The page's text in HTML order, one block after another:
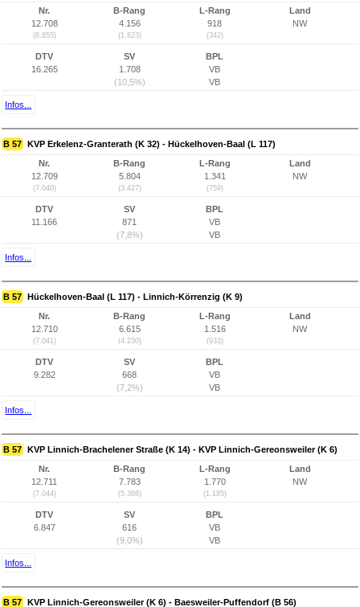
Nr.
12.708
(6.855)
B-Rang
4.156
(1.823)
L-Rang
918
(342)
Land
NW
DTV
16.265
SV
1.708
(10,5%)
BPL
VB
VB
Infos...
B 57 KVP Erkelenz-Granterath (K 32) - Hückelhoven-Baal (L 117)
Nr.
12.709
(7.040)
B-Rang
5.804
(3.427)
L-Rang
1.341
(759)
Land
NW
DTV
11.166
SV
871
(7,8%)
BPL
VB
VB
Infos...
B 57 Hückelhoven-Baal (L 117) - Linnich-Körrenzig (K 9)
Nr.
12.710
(7.041)
B-Rang
6.615
(4.230)
L-Rang
1.516
(933)
Land
NW
DTV
9.282
SV
668
(7,2%)
BPL
VB
VB
Infos...
B 57 KVP Linnich-Brachelener Straße (K 14) - KVP Linnich-Gereonsweiler (K 6)
Nr.
12.711
(7.044)
B-Rang
7.783
(5.388)
L-Rang
1.770
(1.185)
Land
NW
DTV
6.847
SV
616
(9,0%)
BPL
VB
VB
Infos...
B 57 KVP Linnich-Gereonsweiler (K 6) - Baesweiler-Puffendorf (B 56)